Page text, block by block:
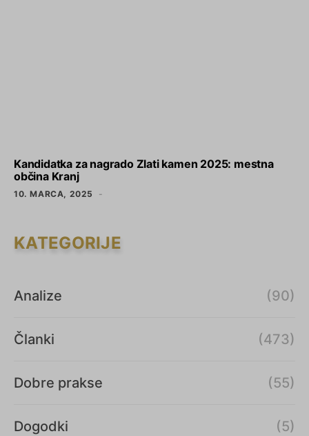
Kandidatka za nagrado Zlati kamen 2025: mestna
občina Kranj
10. MARCA, 2025
KATEGORIJE
Analize (90)
Članki (473)
Dobre prakse (55)
Dogodki (5)